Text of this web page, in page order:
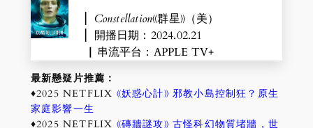
Constellation《群星》（美）
▏開播日期：2024.02.21
▏串流平台：APPLE TV+
最新懸疑片推薦：
♦2025 NETFLIX 《妖惑心計》 邪教小島控制狂？原生
家庭影響一生
♦2025 NETFLIX 《磚牆謎攻》 古怪科幻物質堵牆，世